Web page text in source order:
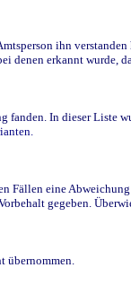
ihn
erkannt wurde,
In dieser Liste
eine
gegeben.
übernommen.